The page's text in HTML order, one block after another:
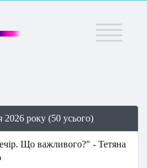
Меню
2026 року (50 усього)
Що важливого?" - Тетяна